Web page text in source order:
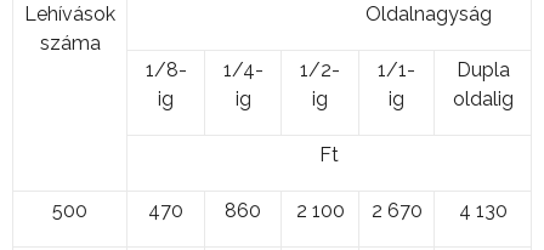
Lehívások
száma
Oldalnagyság
1/8-
ig
1/4-
ig
1/2-
ig
1/1-
ig
Dupla
oldalig
Ft
500 470 860 2 100 2 670 4 130